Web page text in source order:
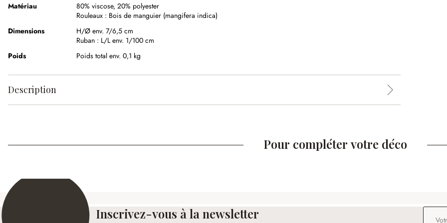
Matériau
80% viscose, 20% polyester
Rouleaux : Bois de manguier (mangifera indica)
Dimensions
H/Ø env. 7/6,5 cm
Ruban : L/L env. 1/100 cm
Poids
Poids total env. 0,1 kg
Description
Pour compléter votre déco
Inscrivez-vous à la newsletter Adresse